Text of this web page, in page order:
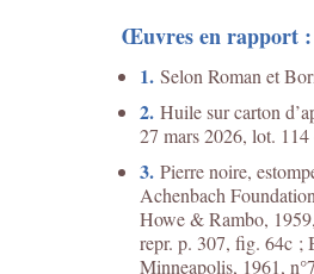
Œuvres en rapport :
1. Selon Roman et
2. Huile sur carton
27 mars 2026, lot.
3. Pierre noire,
Achenbach
Howe & Rambo,
repr. p. 307, fig. 64c ;
Minneapolis, 1961,